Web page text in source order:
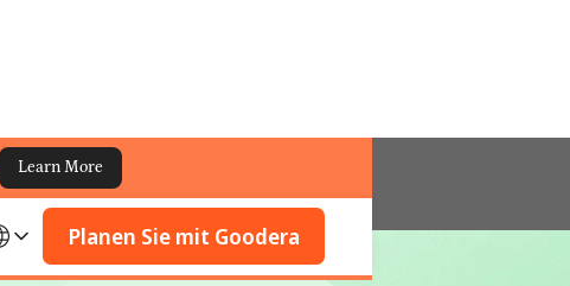
Learn More
Planen Sie mit Goodera